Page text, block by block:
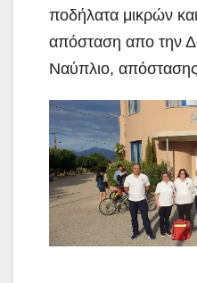
ποδήλατα μικρών
απόσταση απο την
Ναύπλιο,